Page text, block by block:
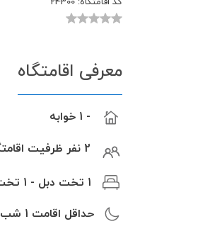
معرفی اقامتگاه
- 1 خوابه
2 نفر ظرفیت اقامتگاه
1 تخت دبل - 1 تخت سینگل
حداقل اقامت 1 شب